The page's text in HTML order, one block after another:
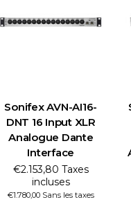
Sonifex AVN-AI16-
DNT 16 Input XLR
Analogue Dante
Interface
€2.153,80 Taxes
incluses
€1.780,00 Sans les taxes